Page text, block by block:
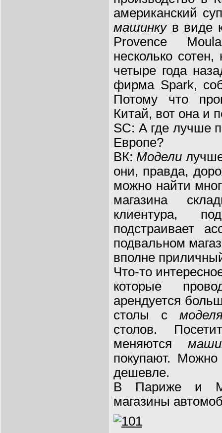
американский
машинкув виде
Provence
несколько
четыре года
фирма Spark,
Потому что
Китай, вот она и
SC: А где лучше
Европе?
ВК: Модели
они, правда,
можно найти
магазина
клиентура,
подстраивает
подвальном
вполне
Что-то
которые
арендуется
столы с
столов.
меняются
покупают.
дешевле.
В Париже и
магазины